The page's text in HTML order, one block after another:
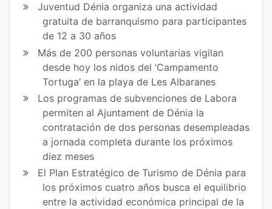
Juventud Dénia organiza una actividad
gratuita de barranquismo para participantes
de 12 a 30 años
Más de 200 personas voluntarias vigilan
desde hoy los nidos del ‘Campamento
Tortuga’ en la playa de Les Albaranes
Los programas de subvenciones de Labora
permiten al Ajuntament de Dénia la
contratación de dos personas desempleadas
a jornada completa durante los próximos
diez meses
El Plan Estratégico de Turismo de Dénia para
los próximos cuatro años busca el equilibrio
entre la actividad económica principal de la